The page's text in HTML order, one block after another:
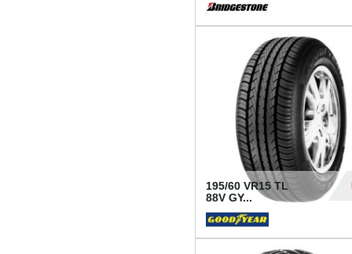
195/60 VR15 TL
88V GY...